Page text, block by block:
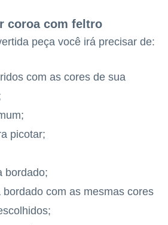
coroa com feltro
peça você irá precisar de:
com as cores de sua
picotar;
bordado;
bordado com as mesmas cores